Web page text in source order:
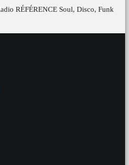
RÉFÉRENCE Soul, Disco, Funk